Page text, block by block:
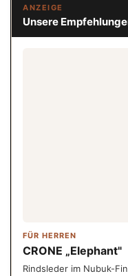
ANZEIGE
Unsere
FÜR HERREN
CRONE „Elephant"
Rindsleder im Nubuk-